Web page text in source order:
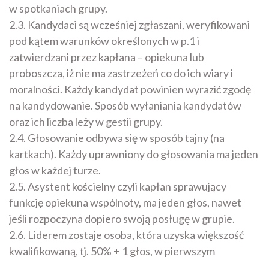
w spotkaniach grupy.
2.3. Kandydaci są wcześniej zgłaszani, weryfikowani
pod kątem warunków określonych w p.1 i
zatwierdzani przez kapłana – opiekuna lub
proboszcza, iż nie ma zastrzeżeń co do ich wiary i
moralności. Każdy kandydat powinien wyrazić zgodę
na kandydowanie. Sposób wyłaniania kandydatów
oraz ich liczba leży w gestii grupy.
2.4. Głosowanie odbywa się w sposób tajny (na
kartkach). Każdy uprawniony do głosowania ma jeden
głos w każdej turze.
2.5. Asystent kościelny czyli kapłan sprawujący
funkcję opiekuna wspólnoty, ma jeden głos, nawet
jeśli rozpoczyna dopiero swoją posługę w grupie.
2.6. Liderem zostaje osoba, która uzyska większość
kwalifikowaną, tj. 50% + 1 głos, w pierwszym